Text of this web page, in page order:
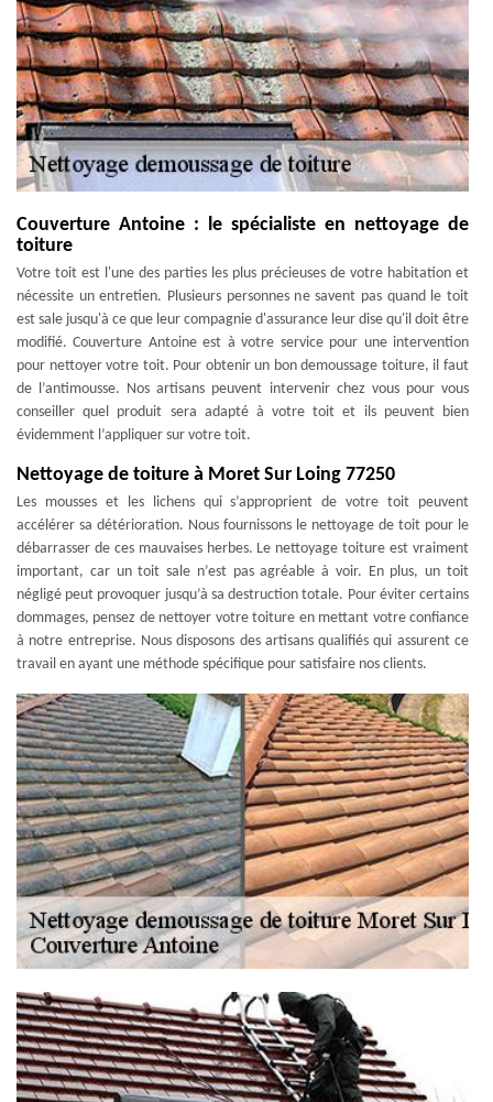
Couverture Antoine : le spécialiste en nettoyage de
toiture
Votre toit est l'une des parties les plus précieuses de votre habitation et
nécessite un entretien. Plusieurs personnes ne savent pas quand le toit
est sale jusqu'à ce que leur compagnie d'assurance leur dise qu'il doit être
modifié. Couverture Antoine est à votre service pour une intervention
pour nettoyer votre toit. Pour obtenir un bon demoussage toiture, il faut
de l’antimousse. Nos artisans peuvent intervenir chez vous pour vous
conseiller quel produit sera adapté à votre toit et ils peuvent bien
évidemment l’appliquer sur votre toit.
Nettoyage de toiture à Moret Sur Loing 77250
Les mousses et les lichens qui s’approprient de votre toit peuvent
accélérer sa détérioration. Nous fournissons le nettoyage de toit pour le
débarrasser de ces mauvaises herbes. Le nettoyage toiture est vraiment
important, car un toit sale n’est pas agréable à voir. En plus, un toit
négligé peut provoquer jusqu’à sa destruction totale. Pour éviter certains
dommages, pensez de nettoyer votre toiture en mettant votre confiance
à notre entreprise. Nous disposons des artisans qualifiés qui assurent ce
travail en ayant une méthode spécifique pour satisfaire nos clients.